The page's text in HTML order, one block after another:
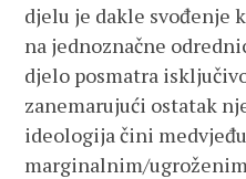
djelu je dakle svođenje
na jednoznačne
djelo posmatra
zanemarujući ostatak
ideologija čini
marginalnim/